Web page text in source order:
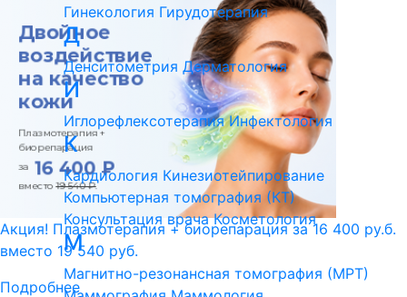
Акция! Плазмотерапия + биорепарация за 16 400 ру.б.
вместо 19 540 руб.
Подробнее
Гинекология Гирудотерапия
Д
Денситометрия Дерматология
И
Иглорефлексотерапия Инфектология
К
Кардиология Кинезиотейпирование
Компьютерная томография (КТ)
Консультация врача Косметология
М
Магнитно-резонансная томография (МРТ)